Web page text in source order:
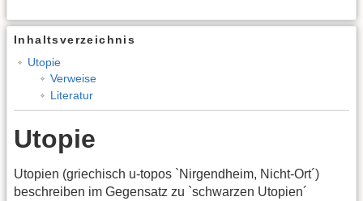
Inhaltsverzeichnis
Utopie
Verweise
Literatur
Utopie
Utopien (griechisch u-topos `Nirgendheim, Nicht-Ort´)
beschreiben im Gegensatz zu `schwarzen Utopien´